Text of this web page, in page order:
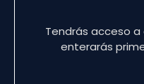
Tendrás acceso
enterarás